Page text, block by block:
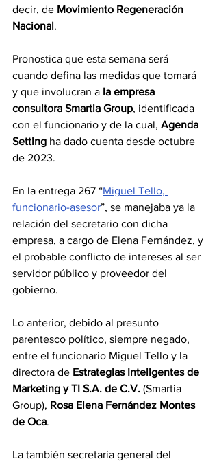
decir, de Movimiento Regeneración
Nacional.
Pronostica que esta semana será
cuando defina las medidas que tomará
y que involucran a la empresa
consultora Smartia Group, identificada
con el funcionario y de la cual, Agenda
Setting ha dado cuenta desde octubre
de 2023.
En la entrega 267 “Miguel Tello,
funcionario-asesor”, se manejaba ya la
relación del secretario con dicha
empresa, a cargo de Elena Fernández, y
el probable conflicto de intereses al ser
servidor público y proveedor del
gobierno.
Lo anterior, debido al presunto
parentesco político, siempre negado,
entre el funcionario Miguel Tello y la
directora de Estrategias Inteligentes de
Marketing y TI S.A. de C.V. (Smartia
Group), Rosa Elena Fernández Montes
de Oca.
La también secretaria general del